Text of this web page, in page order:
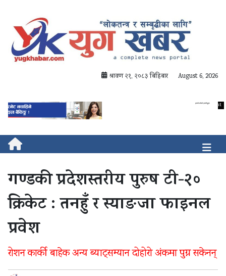
श्रावण २१, २०८३ बिहिबार August 6, 2026
गण्डकी प्रदेशस्तरीय पुरुष टी-२०
क्रिकेट : तनहुँ र स्याङजा फाइनल
प्रवेश
रोशन कार्की बाहेक अन्य ब्याट्सम्यान दोहोरो अंकमा पुग्न सकेनन्